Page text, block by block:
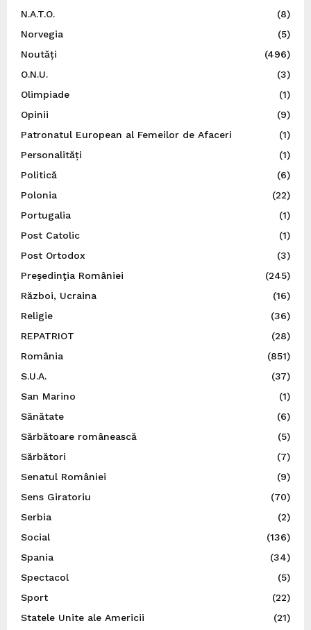
N.A.T.O.
(8)
Norvegia
(5)
Noutăți
(496)
O.N.U.
(3)
Olimpiade
(1)
Opinii
(9)
Patronatul European al Femeilor de Afaceri
(1)
Personalități
(1)
Politică
(6)
Polonia
(22)
Portugalia
(1)
Post Catolic
(1)
Post Ortodox
(3)
Preşedinţia României
(245)
Război, Ucraina
(16)
Religie
(36)
REPATRIOT
(28)
România
(851)
S.U.A.
(37)
San Marino
(1)
Sănătate
(6)
Sărbătoare românească
(5)
Sărbători
(7)
Senatul României
(9)
Sens Giratoriu
(70)
Serbia
(2)
Social
(136)
Spania
(34)
Spectacol
(5)
Sport
(22)
Statele Unite ale Americii
(21)